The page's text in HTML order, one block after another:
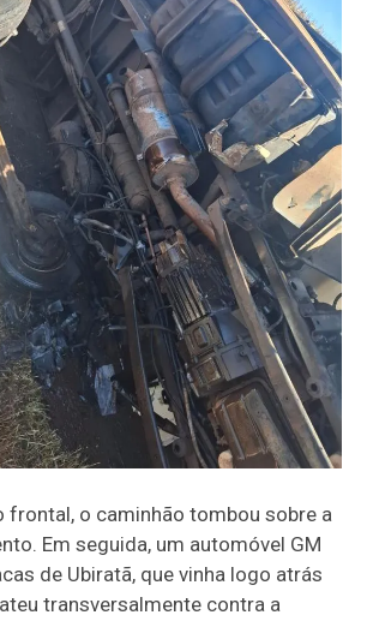
frontal, o caminhão tombou sobre a
Em seguida, um automóvel GM
de Ubiratã, que vinha logo atrás
transversalmente contra a